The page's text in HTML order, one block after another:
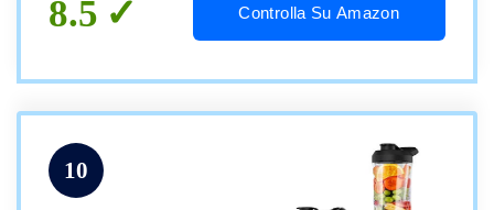
8.5 Controlla Su Amazon
10